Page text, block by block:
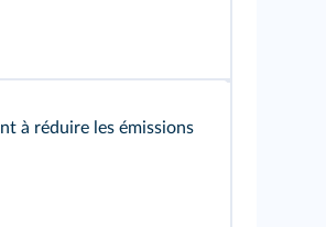
à réduire les émissions